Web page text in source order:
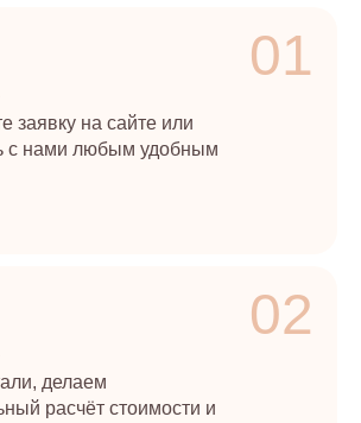
01
заявку на сайте или
с нами любым удобным
02
делаем
расчёт стоимости и